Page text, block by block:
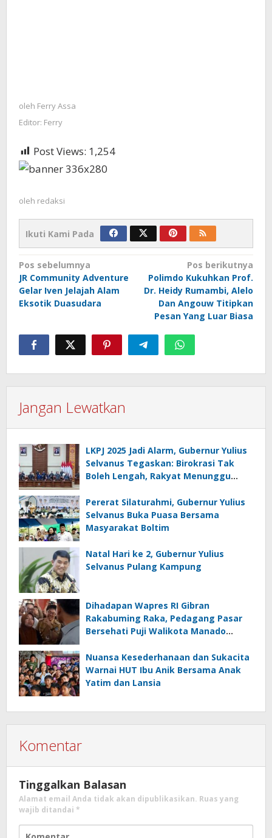
oleh Ferry Assa
Editor: Ferry
Post Views: 1,254
oleh redaksi
Ikuti Kami Pada
Navigasi
pos
Pos sebelumnya
JR Community Adventure
Gelar Iven Jelajah Alam
Eksotik Duasudara
Pos berikutnya
Polimdo Kukuhkan Prof.
Dr. Heidy Rumambi, Alelo
Dan Angouw Titipkan
Pesan Yang Luar Biasa
Jangan Lewatkan
LKPJ 2025 Jadi Alarm, Gubernur Yulius
Selvanus Tegaskan: Birokrasi Tak
Boleh Lengah, Rakyat Menunggu
Pererat Silaturahmi, Gubernur Yulius
Selvanus Buka Puasa Bersama
Masyarakat Boltim
Natal Hari ke 2, Gubernur Yulius
Selvanus Pulang Kampung
Dihadapan Wapres RI Gibran
Rakabuming Raka, Pedagang Pasar
Bersehati Puji Walikota Manado
Nuansa Kesederhanaan dan Sukacita
Warnai HUT Ibu Anik Bersama Anak
Yatim dan Lansia
Komentar
Tinggalkan Balasan
Alamat email Anda tidak akan dipublikasikan. Ruas yang
wajib ditandai *